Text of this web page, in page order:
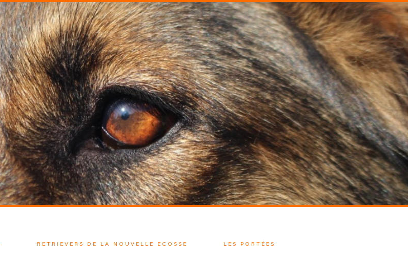
RETRIEVERS DE LA NOUVELLE ECOSSE LES PORTÉES